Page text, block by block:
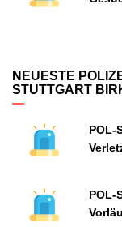
NEUESTE
STUTTGART
POL-
POL-